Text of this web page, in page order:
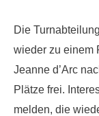
Die
wieder zu einem
Jeanne d’Arc
Plätze frei.
melden, die